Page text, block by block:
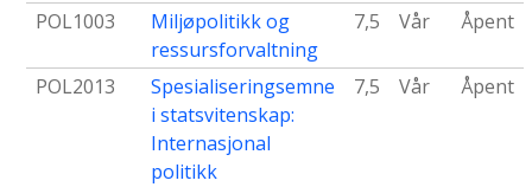
POL1003
Miljøpolitikk og
ressursforvaltning
7,5 Vår Åpent
POL2013
Spesialiseringsemne
i statsvitenskap:
Internasjonal
politikk
7,5 Vår Åpent